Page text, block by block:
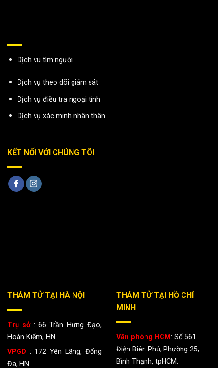
Dịch vu tìm người
Dịch vụ theo dõi giám sát
Dịch vụ điều tra ngoại tình
Dịch vụ xác minh nhân thân
KẾT NỐI VỚI CHÚNG TÔI
THÁM TỬ TẠI HÀ NỘI
Trụ sở : 66 Trần Hưng Đạo,
Hoàn Kiếm, HN.
VPGD : 172 Yên Lãng, Đống
Đa, HN.
THÁM TỬ TẠI HỒ CHÍ
MINH
Văn phòng HCM: Số 561
Điện Biên Phủ, Phường 25,
Bình Thạnh, tpHCM.